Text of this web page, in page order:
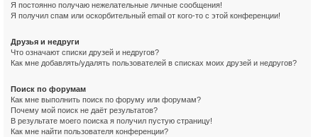
Я постоянно получаю нежелательные личные сообщения!
Я получил спам или оскорбительный email от кого-то с этой конференции!
Друзья и недруги
Что означают списки друзей и недругов?
Как мне добавлять/удалять пользователей в списках моих друзей и недругов?
Поиск по форумам
Как мне выполнить поиск по форуму или форумам?
Почему мой поиск не даёт результатов?
В результате моего поиска я получил пустую страницу!
Как мне найти пользователя конференции?